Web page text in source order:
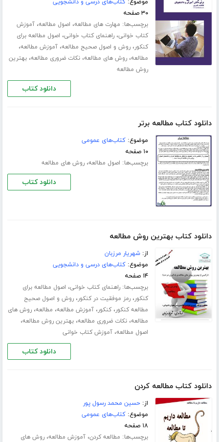
موضوع:کتاب‌های درسی و دانشجویی
۳۰ صفحه
برچسب‌ها: مهارت های مطالعه، اصول مطالعه،آموزش
کتاب خوانی،راهنمای کتاب خوانی، اصول مطالعه برای
کنکور،روش و اصول صحیح مطالعه،آموزش مطالعه،
مطالعه،روش های مطالعه،نکات ضروری مطالعه،بهترین
روش مطالعه
دانلود کتاب
دانلود کتاب مطالعه برتر
موضوع:کتاب‌های عمومی
۱۰ صفحه
برچسب‌ها: اصول مطالعه،روش های مطالعه
دانلود کتاب
دانلود کتاب بهترین روش مطالعه
از:شهریار مرزبان
موضوع:کتاب‌های درسی و دانشجویی
۱۴ صفحه
برچسب‌ها:راهنمای کتاب خوانی، اصول مطالعه برای
کنکور،رمز موفقیت در کنکور،روش و اصول صحیح
مطالعه کنکور،کنکور،آموزش مطالعه، مطالعه،روش های
مطالعه،نکات ضروری مطالعه،بهترین روش مطالعه،
اصول مطالعه،آموزش کتاب خوانی
دانلود کتاب
دانلود کتاب مطالعه کردن
از:حسین محمد رسول پور
موضوع:کتاب‌های عمومی
۱۸ صفحه
برچسب‌ها: مطالعه کردن،آموزش مطالعه،روش های